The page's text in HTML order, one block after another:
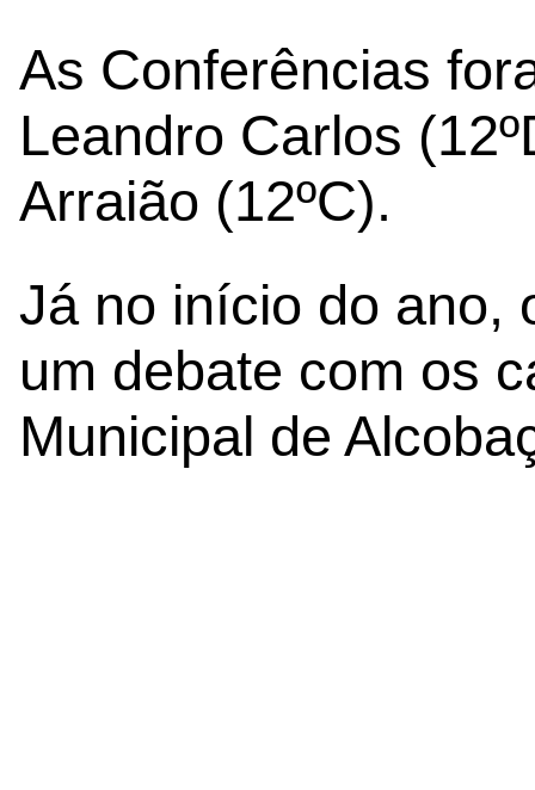
As Conferências
Leandro Carlos
Arraião (12ºC).
Já no início do ano,
um debate com os
Municipal de